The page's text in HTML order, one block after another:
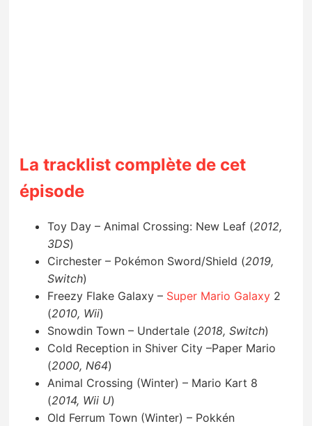
La tracklist complète de cet
épisode
Toy Day – Animal Crossing: New Leaf (2012,
3DS)
Circhester – Pokémon Sword/Shield (2019,
Switch)
Freezy Flake Galaxy – Super Mario Galaxy 2
(2010, Wii)
Snowdin Town – Undertale (2018, Switch)
Cold Reception in Shiver City –Paper Mario
(2000, N64)
Animal Crossing (Winter) – Mario Kart 8
(2014, Wii U)
Old Ferrum Town (Winter) – Pokkén